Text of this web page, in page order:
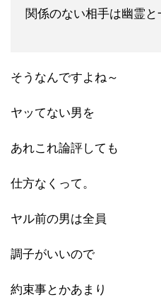
関係のない相手は幽霊と
そうなんですよね～
ヤッてない男を
あれこれ論評しても
仕方なくって。
ヤル前の男は全員
調子がいいので
約束事とかあまり